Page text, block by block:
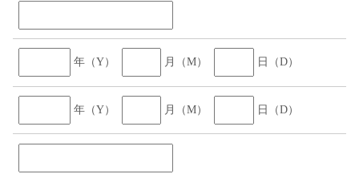
年（Y） 月（M） 日（D）
年（Y） 月（M） 日（D）